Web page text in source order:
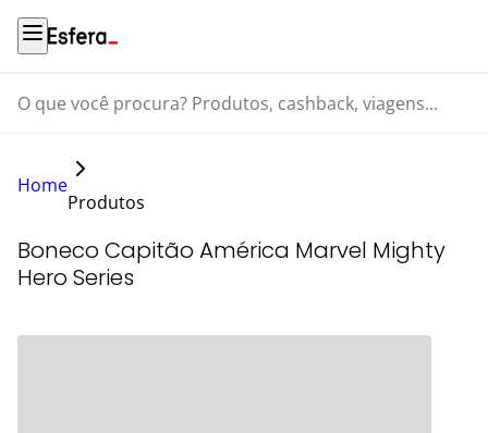
O que você procura? Produtos, cashback, viagens...
Home
Produtos
Boneco Capitão América Marvel Mighty
Hero Series